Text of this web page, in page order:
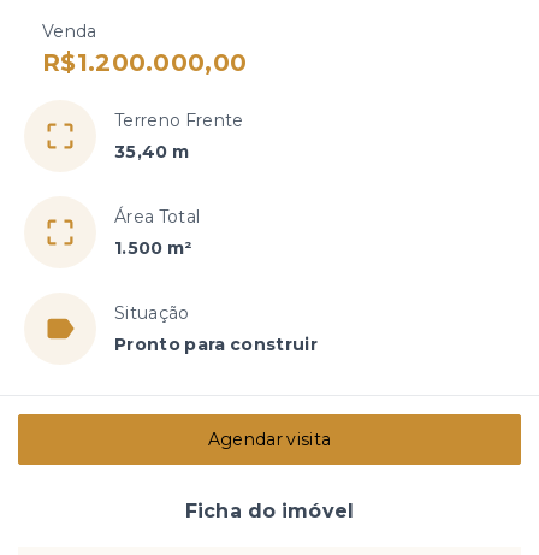
Venda
R$1.200.000,00
Terreno Frente
35,40 m
Área Total
1.500 m²
Situação
Pronto para construir
Agendar visita
Ficha do imóvel